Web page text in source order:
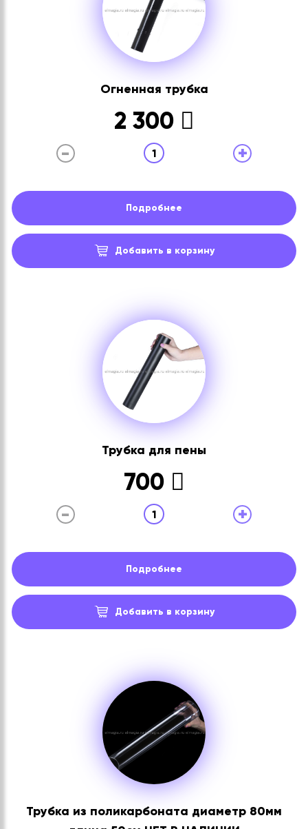
Огненная трубка
2 300
- 1 +
Подробнее
Добавить в корзину
Трубка для пены
700
- 1 +
Подробнее
Добавить в корзину
Трубка из поликарбоната диаметр 80мм